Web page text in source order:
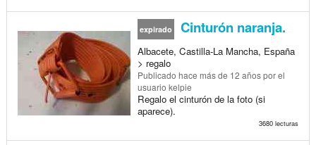
expirado Cinturón naranja.
Albacete, Castilla-La Mancha, España
> regalo
Publicado hace más de 12 añospor el
usuario kelpie
Regalo el cinturón de la foto (si
aparece).
3680 lecturas